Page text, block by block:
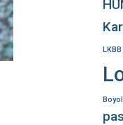
LKBB